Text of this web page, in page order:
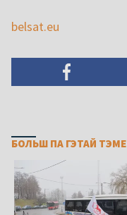
belsat.eu
БОЛЬШ ПА ГЭТАЙ ТЭМЕ